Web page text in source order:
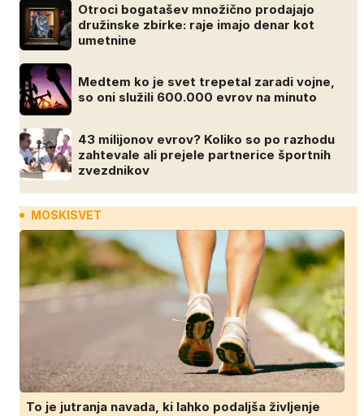
Otroci bogatašev množično prodajajo
družinske zbirke: raje imajo denar kot
umetnine
Medtem ko je svet trepetal zaradi vojne,
so oni služili 600.000 evrov na minuto
43 milijonov evrov? Koliko so po razhodu
zahtevale ali prejele partnerice športnih
zvezdnikov
MOSKISVET
To je jutranja navada, ki lahko podaljša življenje